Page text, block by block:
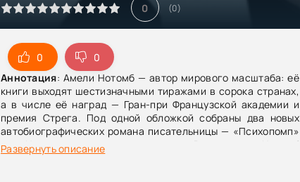
0 (0)
0
0
Аннотация: Амели Нотомб — автор мирового масштаба: её
книги выходят шестизначными тиражами в сорока странах,
а в числе её наград — Гран-при Французской академии и
премия Стрега. Под одной обложкой собраны два новых
автобиографических романа писательницы — «Психопомп»
и «Невозможное возвращение». В первом Нотомб
предельно откровенно рассказывает о детской травме,
Развернуть описание